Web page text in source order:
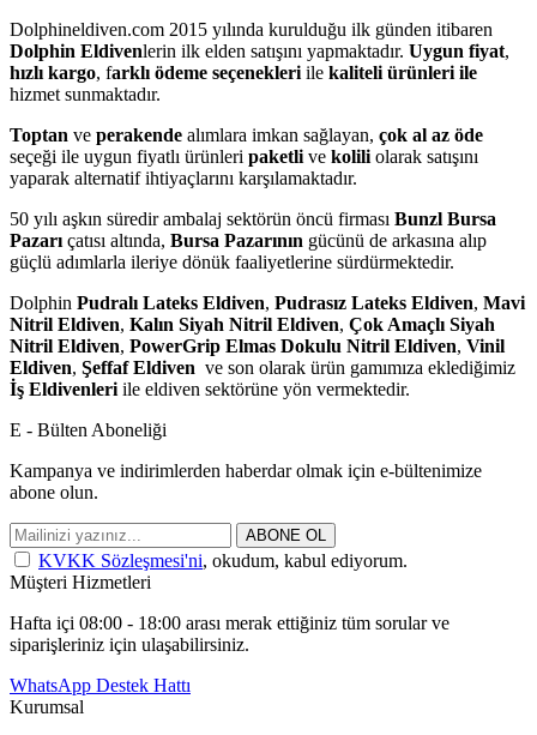
Dolphineldiven.com 2015 yılında kurulduğu ilk günden itibaren
Dolphin Eldivenlerin ilk elden satışını yapmaktadır. Uygun fiyat,
hızlı kargo, farklı ödeme seçenekleri ile kaliteli ürünleri ile
hizmet sunmaktadır.
Toptan ve perakende alımlara imkan sağlayan, çok al az öde
seçeği ile uygun fiyatlı ürünleri paketli ve kolili olarak satışını
yaparak alternatif ihtiyaçlarını karşılamaktadır.
50 yılı aşkın süredir ambalaj sektörün öncü firması Bunzl Bursa
Pazarı çatısı altında, Bursa Pazarının gücünü de arkasına alıp
güçlü adımlarla ileriye dönük faaliyetlerine sürdürmektedir.
Dolphin Pudralı Lateks Eldiven, Pudrasız Lateks Eldiven, Mavi
Nitril Eldiven, Kalın Siyah Nitril Eldiven, Çok Amaçlı Siyah
Nitril Eldiven, PowerGrip Elmas Dokulu Nitril Eldiven, Vinil
Eldiven, Şeffaf Eldiven ve son olarak ürün gamımıza eklediğimiz
İş Eldivenleri ile eldiven sektörüne yön vermektedir.
E - Bülten Aboneliği
Kampanya ve indirimlerden haberdar olmak için e-bültenimize
abone olun.
ABONE OL
KVKK Sözleşmesi'ni, okudum, kabul ediyorum.
Müşteri Hizmetleri
Hafta içi 08:00 - 18:00 arası merak ettiğiniz tüm sorular ve
siparişleriniz için ulaşabilirsiniz.
WhatsApp Destek Hattı
Kurumsal